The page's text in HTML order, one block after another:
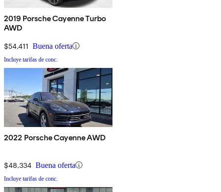
2019 Porsche Cayenne Turbo
AWD
$54,411 Buena oferta
Incluye tarifas de conc.
2022 Porsche Cayenne AWD
$48,334 Buena oferta
Incluye tarifas de conc.